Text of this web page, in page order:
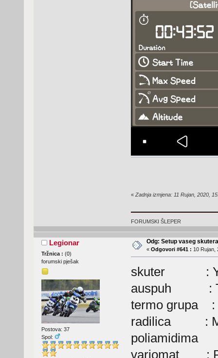
« Zadnja izmjena: 11 Rujan, 2020,
FORUMSKI ŠLEPER
Legionar
Tržnica : (0)
forumski pješak
Postova: 37
Spol:
Odg: Setup vaseg skutera
« Odgovori #641 : 10 Rujan,
skuter :
auspuh :
termo grupa :
radilica :
poliamidima
variomat :